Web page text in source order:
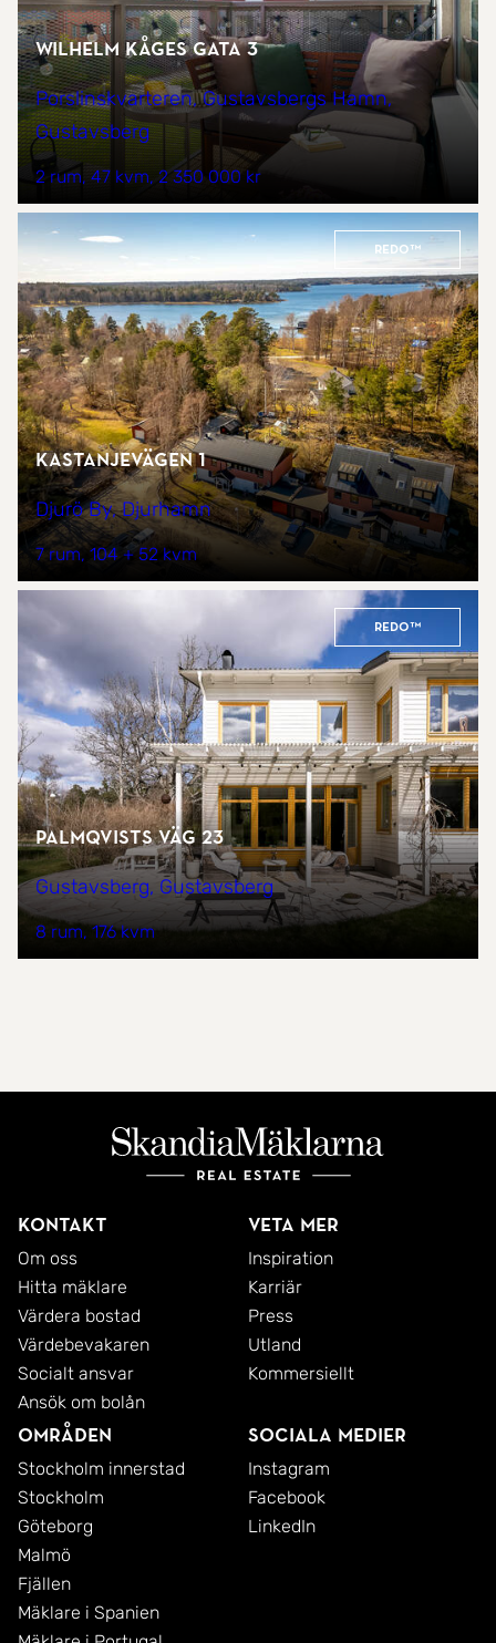
Wilhelm Kåges gata 3
Porslinskvarteren, Gustavsbergs Hamn,
Gustavsberg
2 rum 47 kvm 2 350 000 kr
REDO™
Kastanjevägen 1
Djurö By, Djurhamn
7 rum 104 + 52 kvm
REDO™
Palmqvists väg 23
Gustavsberg, Gustavsberg
8 rum 176 kvm
Kontakt
Om oss
Hitta mäklare
Värdera bostad
Värdebevakaren
Socialt ansvar
Ansök om bolån
Veta mer
Inspiration
Karriär
Press
Utland
Kommersiellt
Områden
Stockholm innerstad
Stockholm
Göteborg
Malmö
Fjällen
Mäklare i Spanien
Sociala medier
Instagram
Facebook
LinkedIn